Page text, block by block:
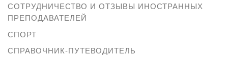
СОТРУДНИЧЕСТВО И ОТЗЫВЫ ИНОСТРАННЫХ
ПРЕПОДАВАТЕЛЕЙ
СПОРТ
СПРАВОЧНИК-ПУТЕВОДИТЕЛЬ